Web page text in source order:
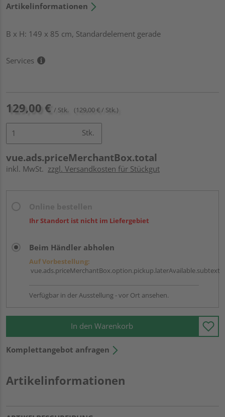
Artikelinformationen
B x H: 149 x 85 cm, Standardelement gerade
Services
129,00 € / Stk. (129,00 € / Stk.)
Stk.
vue.ads.priceMerchantBox.total
inkl. MwSt. zzgl. Versandkosten für Stückgut
Ihr Standort ist nicht im Liefergebiet
Beim Händler abholen
Auf Vorbestellung:
vue.ads.priceMerchantBox.option.pickup.laterAvailable.subtext
Verfügbar in der Ausstellung - vor Ort ansehen.
In den Warenkorb
Komplettangebot anfragen
Artikelinformationen